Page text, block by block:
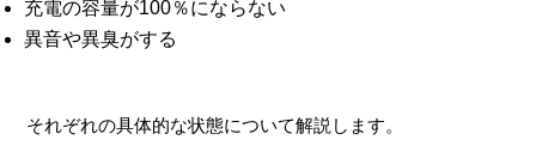
充電の容量が100％にならない
異音や異臭がする
それぞれの具体的な状態について解説します。